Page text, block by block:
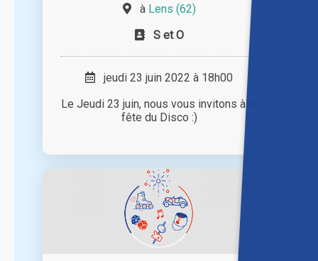
à Lens (62)
S et O
jeudi 23 juin 2022 à 18h00
Le Jeudi 23 juin, nous vous invitons à la
fête du Disco :)